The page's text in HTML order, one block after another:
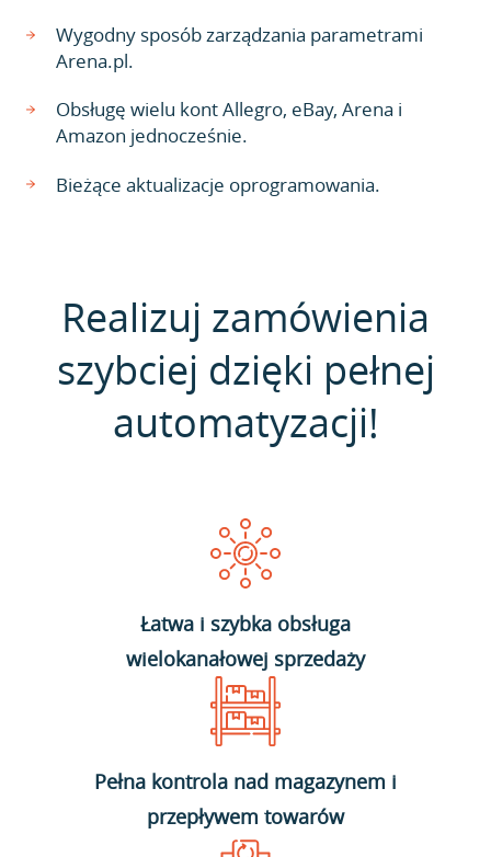
Wygodny sposób zarządzania parametrami
Arena.pl.
Obsługę wielu kont Allegro, eBay, Arena i
Amazon jednocześnie.
Bieżące aktualizacje oprogramowania.
Realizuj zamówienia
szybciej dzięki pełnej
automatyzacji!
Łatwa i szybka obsługa
wielokanałowej sprzedaży
Pełna kontrola nad magazynem i
przepływem towarów